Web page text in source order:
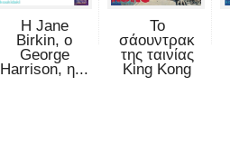
Η Jane
Birkin, ο
George
Harrison, η...
Το
σάουντρακ
της ταινίας
King Kong